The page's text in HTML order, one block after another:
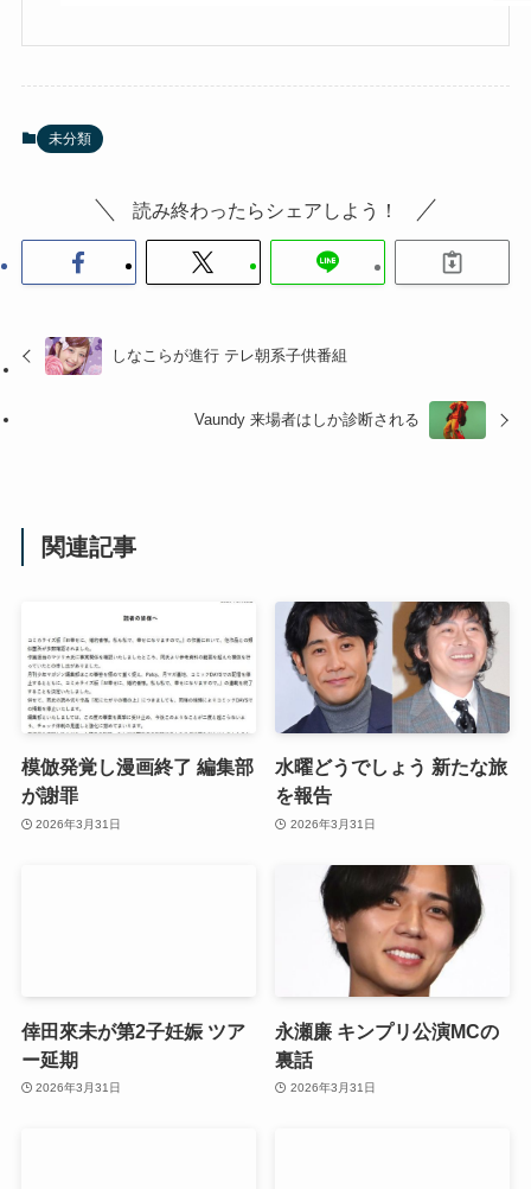
未分類
読み終わったらシェアしよう！
しなこらが進行 テレ朝系子供番組
Vaundy 来場者はしか診断される
関連記事
模倣発覚し漫画終了 編集部
が謝罪
2026年3月31日
水曜どうでしょう 新たな旅
を報告
2026年3月31日
倖田來未が第2子妊娠 ツア
ー延期
2026年3月31日
永瀬廉 キンプリ公演MCの
裏話
2026年3月31日